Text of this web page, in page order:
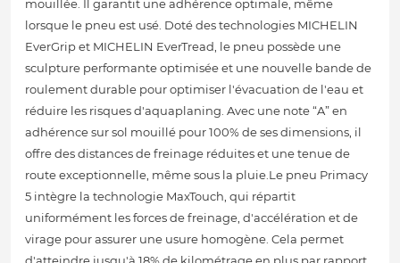
mouillée. Il garantit une adhérence optimale, même
lorsque le pneu est usé. Doté des technologies MICHELIN
EverGrip et MICHELIN EverTread, le pneu possède une
sculpture performante optimisée et une nouvelle bande de
roulement durable pour optimiser l'évacuation de l'eau et
réduire les risques d'aquaplaning. Avec une note “A” en
adhérence sur sol mouillé pour 100% de ses dimensions, il
offre des distances de freinage réduites et une tenue de
route exceptionnelle, même sous la pluie.Le pneu Primacy
5 intègre la technologie MaxTouch, qui répartit
uniformément les forces de freinage, d'accélération et de
virage pour assurer une usure homogène. Cela permet